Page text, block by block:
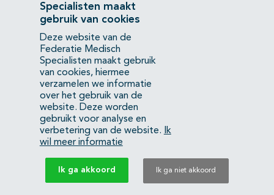
Contact
Mercatorlaan 1200
3528 BL Utrecht
(088) 505 34 34
info@richtlijnendatabase.nl
YouTubeLinkedIn
KvK Federatie Medisch Specialisten:40483480
Privacyverklaring
Specialisten maakt
gebruik van cookies
Deze website van de
Federatie Medisch
Specialisten maakt gebruik
van cookies, hiermee
verzamelen we informatie
over het gebruik van de
website. Deze worden
gebruikt voor analyse en
verbetering van de website.
Ik
wil meer informatie
Ik ga akkoord Ik ga niet akkoord